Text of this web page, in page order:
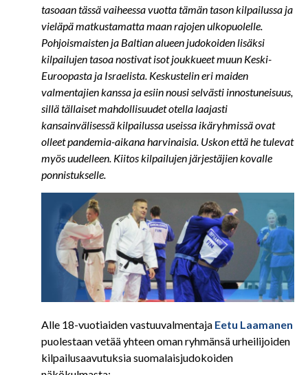
tasoaan tässä vaiheessa vuotta tämän tason kilpailussa ja
vieläpä matkustamatta maan rajojen ulkopuolelle.
Pohjoismaisten ja Baltian alueen judokoiden lisäksi
kilpailujen tasoa nostivat isot joukkueet muun Keski-
Euroopasta ja Israelista. Keskustelin eri maiden
valmentajien kanssa ja esiin nousi selvästi innostuneisuus,
sillä tällaiset mahdollisuudet otella laajasti
kansainvälisessä kilpailussa useissa ikäryhmissä ovat
olleet pandemia-aikana harvinaisia. Uskon että he tulevat
myös uudelleen. Kiitos kilpailujen järjestäjien kovalle
ponnistukselle.
Alle 18-vuotiaiden vastuuvalmentaja Eetu Laamanen
puolestaan vetää yhteen oman ryhmänsä urheilijoiden
kilpailusaavutuksia suomalaisjudokoiden